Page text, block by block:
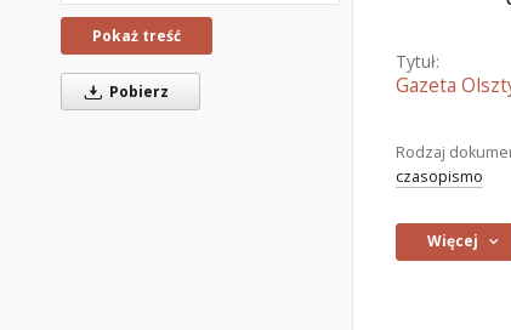
Pokaż treść
Pobierz
Tytuł:
Gazeta
Rodzaj
czasopismo
Więcej